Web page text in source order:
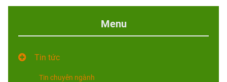
Menu
Tin tức
Tin chuyên ngành